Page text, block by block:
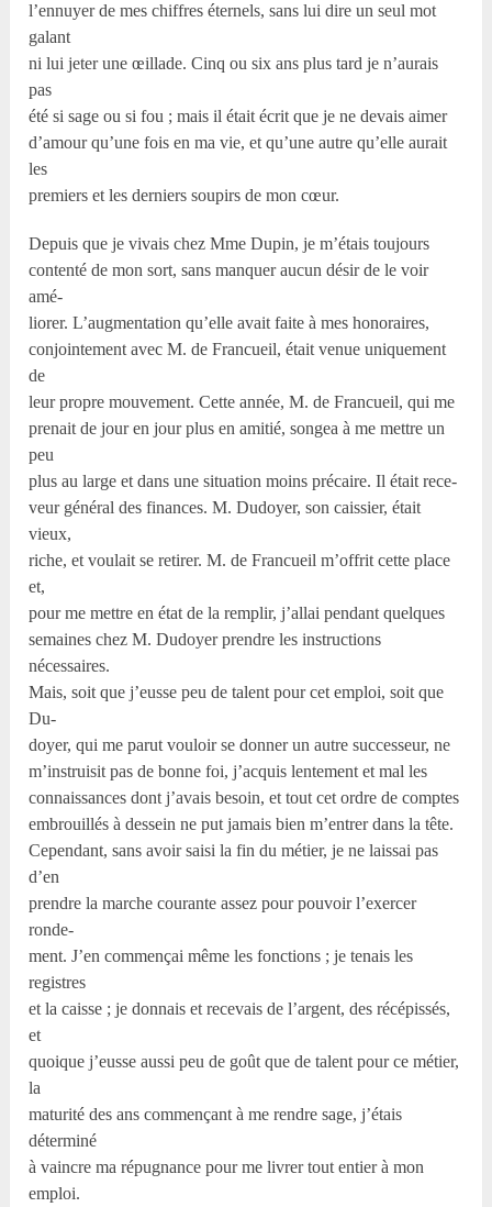
l’ennuyer de mes chiffres éternels, sans lui dire un seul mot
galant
ni lui jeter une œillade. Cinq ou six ans plus tard je n’aurais
pas
été si sage ou si fou ; mais il était écrit que je ne devais aimer
d’amour qu’une fois en ma vie, et qu’une autre qu’elle aurait
les
premiers et les derniers soupirs de mon cœur.
Depuis que je vivais chez Mme Dupin, je m’étais toujours
contenté de mon sort, sans manquer aucun désir de le voir
amé-
liorer. L’augmentation qu’elle avait faite à mes honoraires,
conjointement avec M. de Francueil, était venue uniquement
de
leur propre mouvement. Cette année, M. de Francueil, qui me
prenait de jour en jour plus en amitié, songea à me mettre un
peu
plus au large et dans une situation moins précaire. Il était rece-
veur général des finances. M. Dudoyer, son caissier, était
vieux,
riche, et voulait se retirer. M. de Francueil m’offrit cette place
et,
pour me mettre en état de la remplir, j’allai pendant quelques
semaines chez M. Dudoyer prendre les instructions
nécessaires.
Mais, soit que j’eusse peu de talent pour cet emploi, soit que
Du-
doyer, qui me parut vouloir se donner un autre successeur, ne
m’instruisit pas de bonne foi, j’acquis lentement et mal les
connaissances dont j’avais besoin, et tout cet ordre de comptes
embrouillés à dessein ne put jamais bien m’entrer dans la tête.
Cependant, sans avoir saisi la fin du métier, je ne laissai pas
d’en
prendre la marche courante assez pour pouvoir l’exercer
ronde-
ment. J’en commençai même les fonctions ; je tenais les
registres
et la caisse ; je donnais et recevais de l’argent, des récépissés,
et
quoique j’eusse aussi peu de goût que de talent pour ce métier,
la
maturité des ans commençant à me rendre sage, j’étais
déterminé
à vaincre ma répugnance pour me livrer tout entier à mon
emploi.